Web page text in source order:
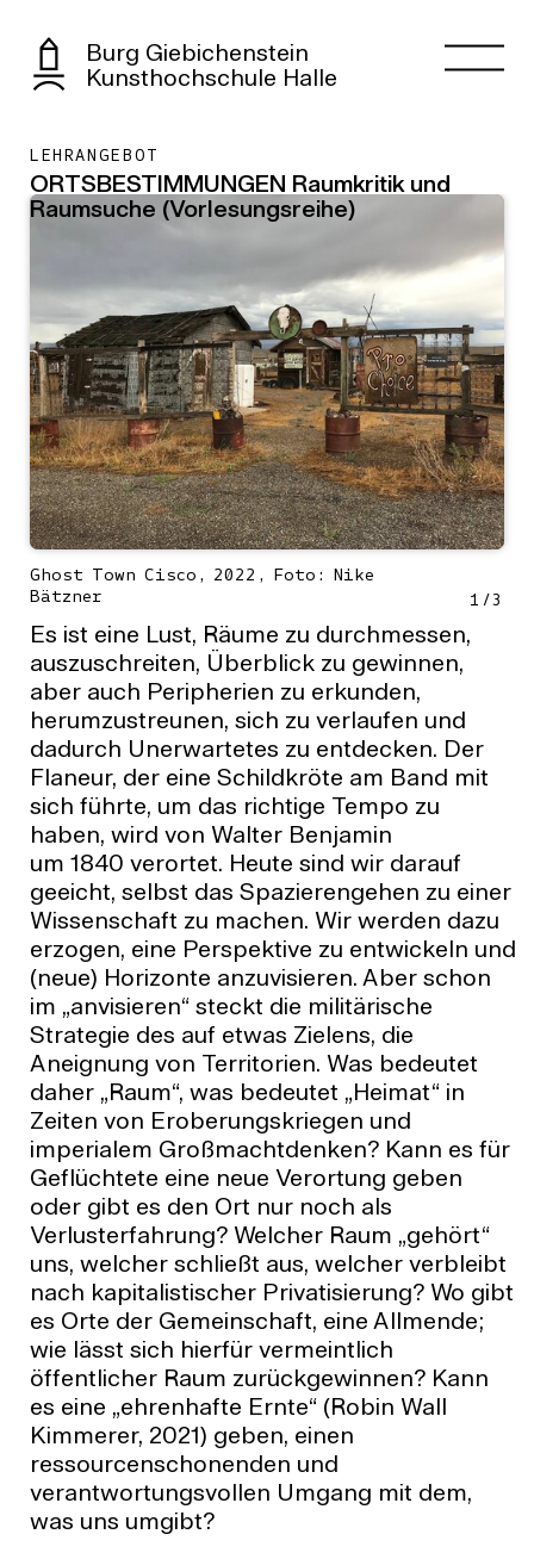
Burg Giebichenstein
Kunsthochschule Halle
LEHRANGEBOT
ORTSBESTIMMUNGEN Raumkritik und
Raumsuche (Vorlesungsreihe)
1 /3
Ghost Town Cisco, 2022, Foto: Nike
Bätzner
Es ist eine Lust, Räume zu durchmessen,
auszuschreiten, Überblick zu gewinnen,
aber auch Peripherien zu erkunden,
herumzustreunen, sich zu verlaufen und
dadurch Unerwartetes zu entdecken. Der
Flaneur, der eine Schildkröte am Band mit
sich führte, um das richtige Tempo zu
haben, wird von Walter Benjamin
um 1840 verortet. Heute sind wir darauf
geeicht, selbst das Spazierengehen zu einer
Wissenschaft zu machen. Wir werden dazu
erzogen, eine Perspektive zu entwickeln und
(neue) Horizonte anzuvisieren. Aber schon
im „anvisieren“ steckt die militärische
Strategie des auf etwas Zielens, die
Aneignung von Territorien. Was bedeutet
daher „Raum“, was bedeutet „Heimat“ in
Zeiten von Eroberungskriegen und
imperialem Großmachtdenken? Kann es für
Geflüchtete eine neue Verortung geben
oder gibt es den Ort nur noch als
Verlusterfahrung? Welcher Raum „gehört“
uns, welcher schließt aus, welcher verbleibt
nach kapitalistischer Privatisierung? Wo gibt
es Orte der Gemeinschaft, eine Allmende;
wie lässt sich hierfür vermeintlich
öffentlicher Raum zurückgewinnen? Kann
es eine „ehrenhafte Ernte“ (Robin Wall
Kimmerer, 2021) geben, einen
ressourcenschonenden und
verantwortungsvollen Umgang mit dem,
was uns umgibt?